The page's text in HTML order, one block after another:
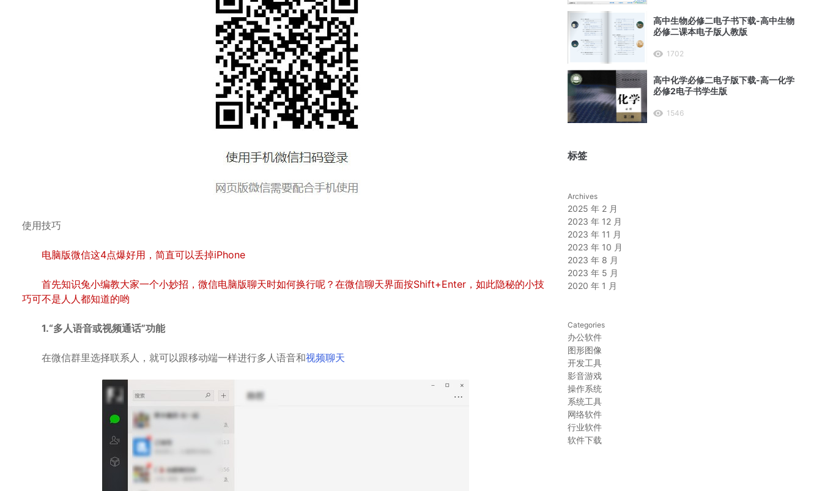
使用技巧
电脑版微信这4点爆好用，简直可以丢掉iPhone
首先知识兔小编教大家一个小妙招，微信电脑版聊天时如何换行呢？在微信聊天界面按Shift+Enter，如此隐秘的小技
巧可不是人人都知道的哟
1.“多人语音或视频通话”功能
在微信群里选择联系人，就可以跟移动端一样进行多人语音和视频聊天
高中生物必修二电子书下载-高中生物
必修二课本电子版人教版
1702
高中化学必修二电子版下载-高一化学
必修2电子书学生版
1546
标签
Archives
2025 年 2 月
2023 年 12 月
2023 年 11 月
2023 年 10 月
2023 年 8 月
2023 年 5 月
2020 年 1 月
Categories
办公软件
图形图像
开发工具
影音游戏
操作系统
系统工具
网络软件
行业软件
软件下载